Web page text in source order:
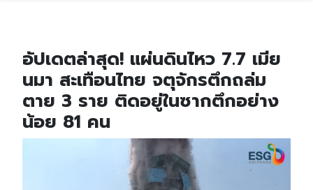
อัปเดตล่าสุด! แผ่นดินไหว 7.7 เมีย
นมา สะเทือนไทย จตุจักรตึกถล่ม
ตาย 3 ราย ติดอยู่ในซากตึกอย่าง
น้อย 81 คน